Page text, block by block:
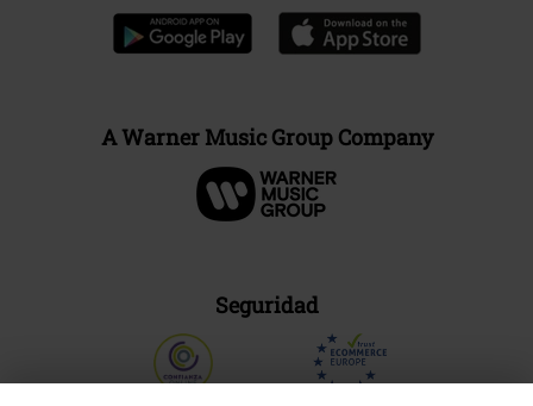
A Warner Music Group Company
Seguridad